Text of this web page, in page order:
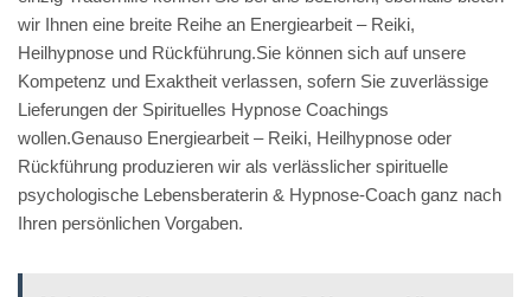
wir Ihnen eine breite Reihe an Energiearbeit – Reiki,
Heilhypnose und Rückführung.Sie können sich auf unsere
Kompetenz und Exaktheit verlassen, sofern Sie zuverlässige
Lieferungen der Spirituelles Hypnose Coachings
wollen.Genauso Energiearbeit – Reiki, Heilhypnose oder
Rückführung produzieren wir als verlässlicher spirituelle
psychologische Lebensberaterin & Hypnose-Coach ganz nach
Ihren persönlichen Vorgaben.